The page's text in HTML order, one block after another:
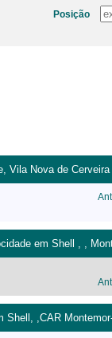
Posição
Vila Nova de
em Shell , ,
Shell, ,CAR